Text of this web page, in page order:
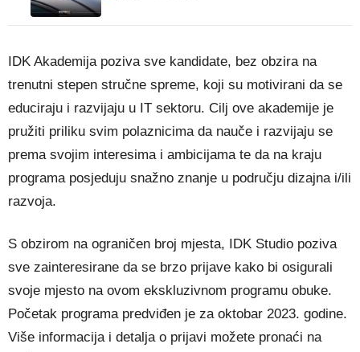
IDK Akademija poziva sve kandidate, bez obzira na
trenutni stepen stručne spreme, koji su motivirani da se
educiraju i razvijaju u IT sektoru. Cilj ove akademije je
pružiti priliku svim polaznicima da nauče i razvijaju se
prema svojim interesima i ambicijama te da na kraju
programa posjeduju snažno znanje u području dizajna i/ili
razvoja.
S obzirom na ograničen broj mjesta, IDK Studio poziva
sve zainteresirane da se brzo prijave kako bi osigurali
svoje mjesto na ovom ekskluzivnom programu obuke.
Početak programa predviđen je za oktobar 2023. godine.
Više informacija i detalja o prijavi možete pronaći na